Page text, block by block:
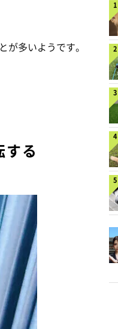
多いようです。
る